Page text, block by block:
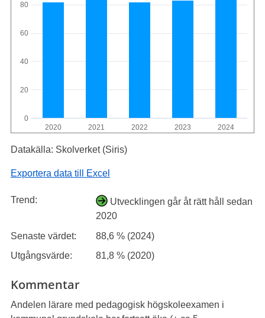
2020 2021 2022 2023 2024
0
20
40
60
80
Datakälla: Skolverket (Siris)
Exportera data till Excel
Trend:
Utvecklingen går åt rätt håll sedan
2020
Senaste värdet:
88,6 % (2024)
Utgångsvärde:
81,8 % (2020)
Kommentar
Andelen lärare med pedagogisk högskoleexamen i